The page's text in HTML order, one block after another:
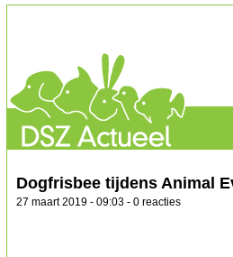
Dogfrisbee tijdens Animal
27 maart 2019 - 09:03 - 0 reacties